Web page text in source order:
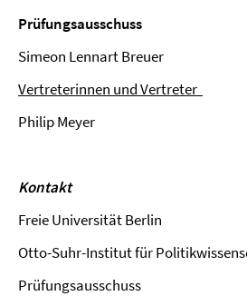
Prüfungsausschuss
Simeon Lennart Breuer
Vertreterinnen und Vertreter
Philip Meyer
Kontakt
Freie Universität Berlin
Otto-Suhr-Institut für
Prüfungsausschuss